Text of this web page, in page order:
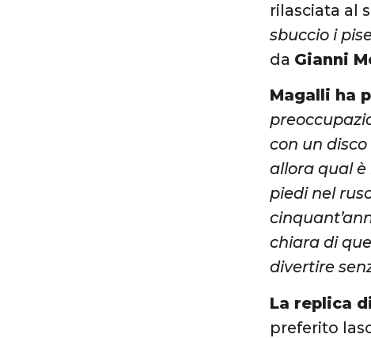
rilasciata al
sbuccio i
da Gianni
Magalli ha
con un
allora qual
piedi nel
chiara di
divertire
La replica
preferito